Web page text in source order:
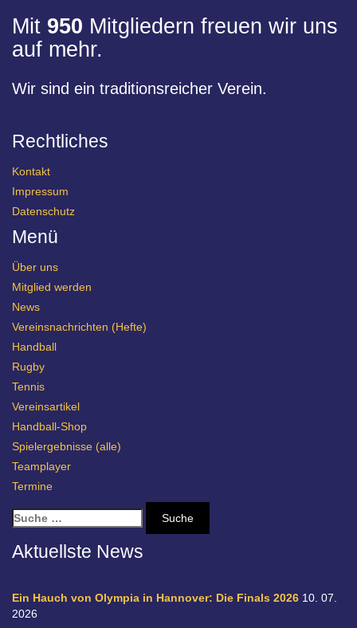
Mit 950 Mitgliedern freuen wir uns
auf mehr.
Wir sind ein traditionsreicher Verein.
Rechtliches
Kontakt
Impressum
Datenschutz
Menü
Über uns
Mitglied werden
News
Vereinsnachrichten (Hefte)
Handball
Rugby
Tennis
Vereinsartikel
Handball-Shop
Spielergebnisse (alle)
Teamplayer
Termine
S
u
c
n
a
Aktuellste News
Ein Hauch von Olympia in Hannover: Die Finals 2026 10. 07.
2026